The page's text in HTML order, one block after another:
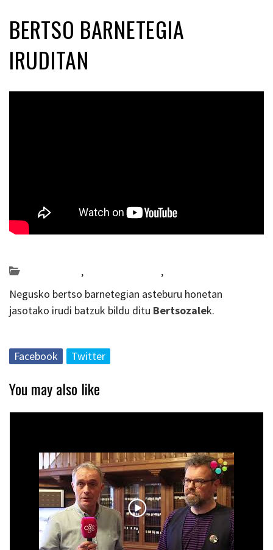
BERTSO BARNETEGIA
IRUDITAN
, ,
Negusko bertso barnetegian asteburu honetan
jasotako irudi batzuk bildu ditu Bertsozalek.
Facebook Twitter
You may also like